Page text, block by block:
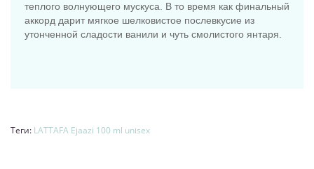
теплого волнующего мускуса. В то время как финальный
аккорд дарит мягкое шелковистое послевкусие из
утонченной сладости ванили и чуть смолистого янтаря.
Теги: LATTAFA Ejaazi 100 ml unisex